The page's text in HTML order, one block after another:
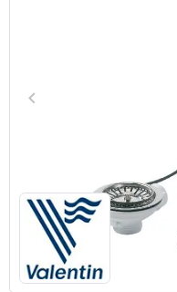
Précédent
keyboard_arrow_left